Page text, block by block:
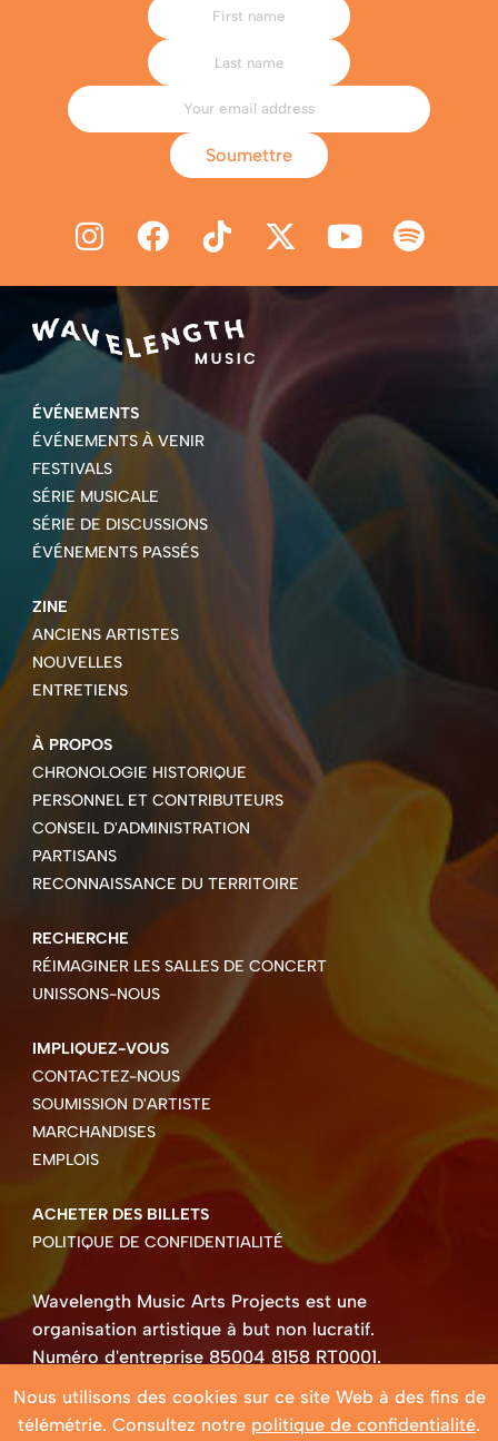
Soumettre
ÉVÉNEMENTS
ÉVÉNEMENTS À VENIR
FESTIVALS
SÉRIE MUSICALE
SÉRIE DE DISCUSSIONS
ÉVÉNEMENTS PASSÉS
ZINE
ANCIENS ARTISTES
NOUVELLES
ENTRETIENS
À PROPOS
CHRONOLOGIE HISTORIQUE
PERSONNEL ET CONTRIBUTEURS
CONSEIL D'ADMINISTRATION
PARTISANS
RECONNAISSANCE DU TERRITOIRE
RECHERCHE
RÉIMAGINER LES SALLES DE CONCERT
UNISSONS-NOUS
IMPLIQUEZ-VOUS
CONTACTEZ-NOUS
SOUMISSION D'ARTISTE
MARCHANDISES
EMPLOIS
ACHETER DES BILLETS
POLITIQUE DE CONFIDENTIALITÉ
Wavelength Music Arts Projects est une
organisation artistique à but non lucratif.
Numéro d'entreprise 85004 8158 RT0001.
Droits d'auteur ©2026 Wavelength Music Art
Projects
Nous utilisons des cookies sur ce site Web à des fins de
télémétrie. Consultez notre politique de confidentialité.